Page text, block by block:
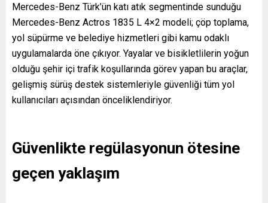
Mercedes-Benz Türk’ün katı atık segmentinde sunduğu
Mercedes-Benz Actros 1835 L 4×2 modeli; çöp toplama,
yol süpürme ve belediye hizmetleri gibi kamu odaklı
uygulamalarda öne çıkıyor. Yayalar ve bisikletlilerin yoğun
olduğu şehir içi trafik koşullarında görev yapan bu araçlar,
gelişmiş sürüş destek sistemleriyle güvenliği tüm yol
kullanıcıları açısından önceliklendiriyor.
Güvenlikte regülasyonun ötesine
geçen yaklaşım